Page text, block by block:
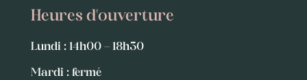
Heures d'ouverture
Lundi : 14h00 – 18h30
Mardi : fermé